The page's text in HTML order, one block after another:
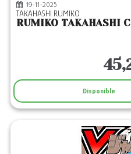
19-11-2025
TAKAHASHI RUMIKO
RUMIKO TAKAHASHI
Disponible